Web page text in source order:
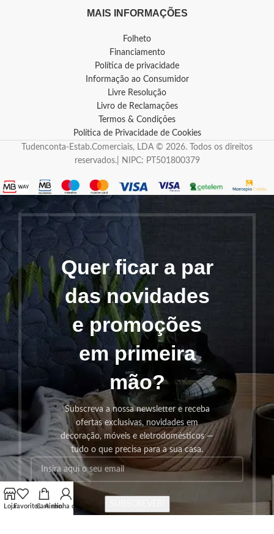
MAIS INFORMAÇÕES
Folheto
Financiamento
Política de privacidade
Informação ao Consumidor
Livre Resolução
Livro de Reclamações
Termos & Condições
Política de Privacidade de Cookies
Tudenconta-Estab.Comerciais, LDA © 2026. Todos os direitos
reservados.| NIPC: PT501800379
Quer ficar a par
das novidades
e promoções
em primeira
mão?
Subscreva a nossa newsletter e receba
ofertas exclusivas, novidades em
decoração, móveis e eletrodomésticos —
tudo o que precisa para a sua casa.
LojaFavoritosCarrinho
A minha conta